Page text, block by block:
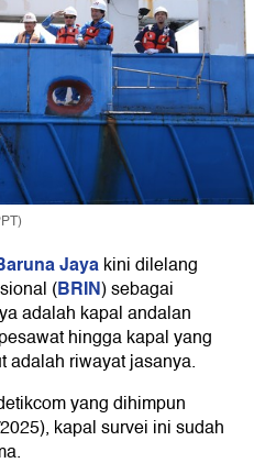
Jayakini dilelang
(BRIN) sebagai
adalah kapal andalan
hingga kapal yang
adalah riwayat jasanya.
yang dihimpun
kapal survei ini sudah